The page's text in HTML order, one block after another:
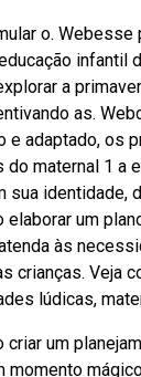
o. Webesse
infantil
a
as.
e adaptado, os
do maternal 1 a
sua identidade,
elaborar um
às
crianças. Veja
lúdicas,
criar um
momento